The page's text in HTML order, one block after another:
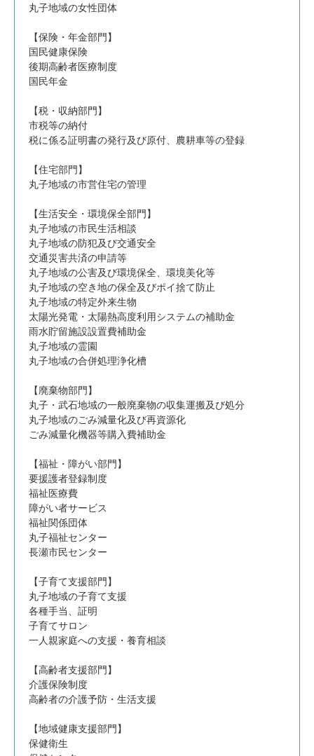
丸子地域の女性団体
【保険・年金部門】
国民健康保険
後期高齢者医療制度
国民年金
【税・収納部門】
市税等の納付
税に係る証明書の発行及び原付、農耕車等の登録
【住宅部門】
丸子地域の市営住宅の管理
【生活安全・環境保全部門】
丸子地域の市民生活相談
丸子地域の防犯及び交通安全
交通災害共済の申請等
丸子地域の公害及び環境保全、環境美化等
丸子地域の空き地の保全及びポイ捨て防止
丸子地域の特定外来生物
太陽光発電・太陽熱高度利用システムの補助金
雨水貯留施設設置費補助金
丸子地域の霊園
丸子地域の合併処理浄化槽
【廃棄物部門】
丸子・武石地域の一般廃棄物の収集運搬及び処分
丸子地域のごみ減量化及び再資源化
ごみ減量化機器等購入費補助金
【福祉・障がい部門】
要援護者登録制度
福祉医療費
障がい者サービス
福祉関係団体
丸子福祉センター
長瀬市民センター
【子育て支援部門】
丸子地域の子育て支援
各種手当、証明
子育てサロン
一人親家庭への支援・養育相談
【高齢者支援部門】
介護保険制度
高齢者の介護予防・生活支援
【地域健康支援部門】
保健衛生